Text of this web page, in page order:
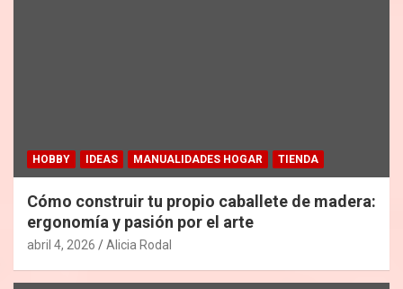
HOBBY IDEAS MANUALIDADES HOGAR TIENDA
Cómo construir tu propio caballete de madera:
ergonomía y pasión por el arte
abril 4, 2026 Alicia Rodal